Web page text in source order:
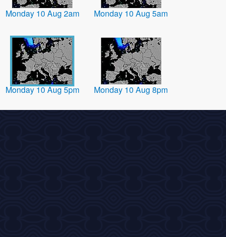
Monday 10 Aug 2am Monday 10 Aug 5am
Monday 10 Aug 5pm Monday 10 Aug 8pm